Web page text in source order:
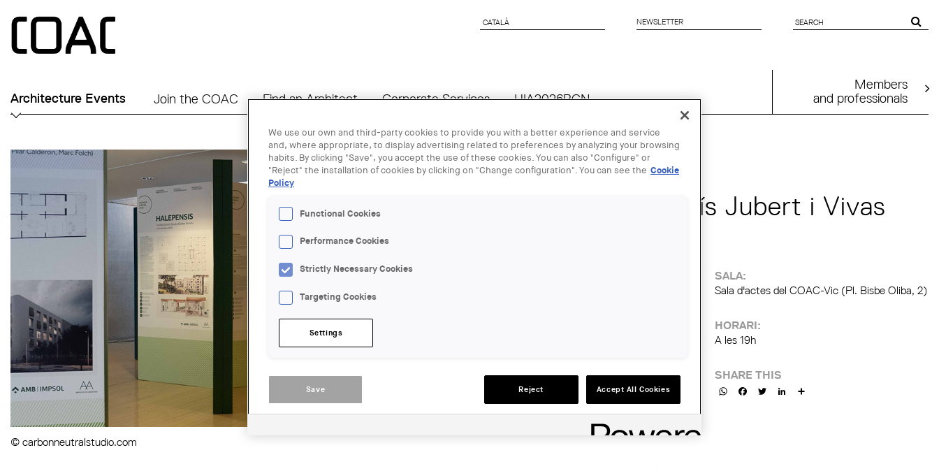
CATALÀ
CATALÀ NEWSLETTER
FORM
Architecture Events Join the COAC Find an Architect Corporate Services UIA2026BCN
Members
and professionals
© carbonneutralstudio.com
06 NOV
Conferència de Lluís Jubert i Vivas
ACTIONS
SALA:
Sala d'actes del COAC-Vic (Pl. Bisbe Oliba, 2)
HORARI:
A les 19h
SHARE THIS
WhatsAppFacebookTwitterLinkedIn
We use our own and third-party cookies to provide you with a better experience and service
and, where appropriate, to display advertising related to preferences by analyzing your browsing
habits. By clicking "Save", you accept the use of these cookies. You can also "Configure" or
"Reject" the installation of cookies by clicking on "Change configuration". You can see the Cookie
Policy
Functional Cookies
Performance Cookies
Strictly Necessary Cookies
Targeting Cookies
Settings
Save Reject Accept All Cookies